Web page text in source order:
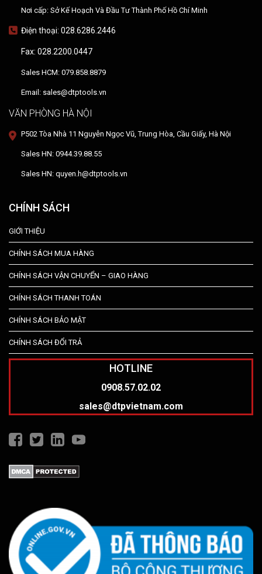
Nơi cấp: Sở Kế Hoạch Và Đầu Tư Thành Phố Hồ Chí Minh
Điện thoại: 028.6286.2446
Fax: 028.2200.0447
Sales HCM: 079.858.8879
Email: sales@dtptools.vn
VĂN PHÒNG HÀ NỘI
P502 Tòa Nhà 11 Nguyễn Ngọc Vũ, Trung Hòa, Cầu Giấy, Hà Nội
Sales HN: 0944.39.88.55
Sales HN: quyen.h@dtptools.vn
CHÍNH SÁCH
GIỚI THIỆU
CHÍNH SÁCH MUA HÀNG
CHÍNH SÁCH VẬN CHUYỂN – GIAO HÀNG
CHÍNH SÁCH THANH TOÁN
CHÍNH SÁCH BẢO MẬT
CHÍNH SÁCH ĐỔI TRẢ
HOTLINE
0908.57.02.02
sales@dtpvietnam.com